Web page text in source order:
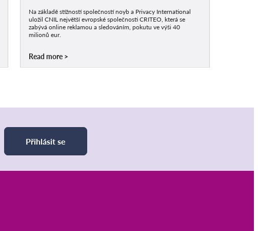
Na základě stížností společností noyb a Privacy International
uložil CNIL největší evropské společnosti CRITEO, která se
zabývá online reklamou a sledováním, pokutu ve výši 40
milionů eur.
Read more
Přihlásit se